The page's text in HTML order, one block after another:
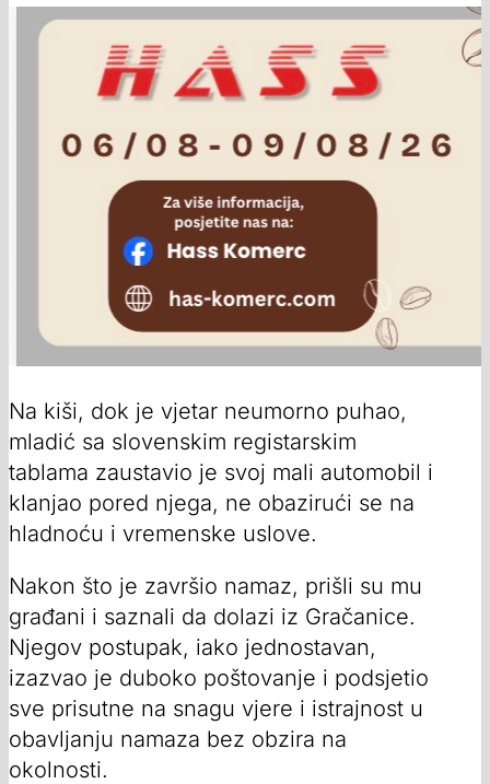
Na kiši, dok je vjetar neumorno puhao,
mladić sa slovenskim registarskim
tablama zaustavio je svoj mali automobil i
klanjao pored njega, ne obazirući se na
hladnoću i vremenske uslove.
Nakon što je završio namaz, prišli su mu
građani i saznali da dolazi iz Gračanice.
Njegov postupak, iako jednostavan,
izazvao je duboko poštovanje i podsjetio
sve prisutne na snagu vjere i istrajnost u
obavljanju namaza bez obzira na
okolnosti.